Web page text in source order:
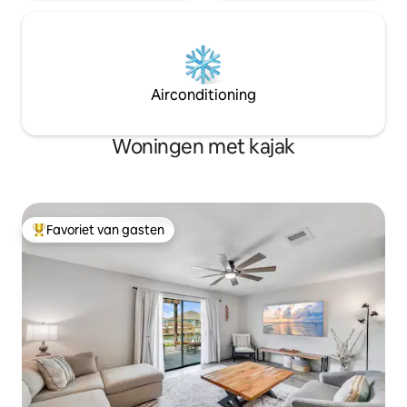
Airconditioning
Woningen met kajak
Topfavoriet van gasten
Favoriet van gasten